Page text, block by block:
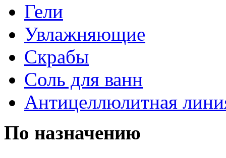
Гели
Увлажняющие
Скрабы
Соль для ванн
Антицеллюлитная
По назначению